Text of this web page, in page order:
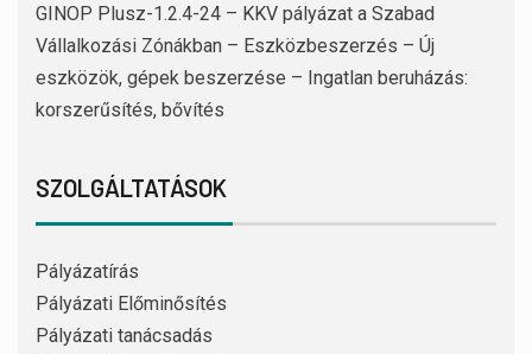
GINOP Plusz-1.2.4-24 – KKV pályázat a Szabad
Vállalkozási Zónákban – Eszközbeszerzés – Új
eszközök, gépek beszerzése – Ingatlan beruházás:
korszerűsítés, bővítés
SZOLGÁLTATÁSOK
Pályázatírás
Pályázati Előminősítés
Pályázati tanácsadás